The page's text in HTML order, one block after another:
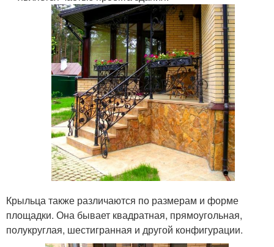
Крыльца также различаются по размерам и форме
площадки. Она бывает квадратная, прямоугольная,
полукруглая, шестигранная и другой конфигурации.